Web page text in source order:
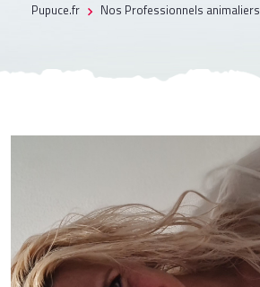
Pupuce.fr Nos Professionnels animaliers